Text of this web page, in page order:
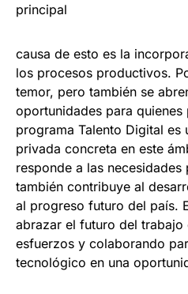
principal
causa de esto es la
los procesos productivos.
temor, pero también se
oportunidades para quienes
programa Talento Digital es
privada concreta en este
responde a las necesidades
también contribuye al
al progreso futuro del país.
abrazar el futuro del
esfuerzos y colaborando
tecnológico en una